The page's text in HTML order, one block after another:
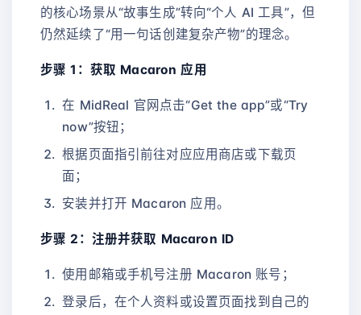
的核心场景从“故事生成”转向“个人 AI 工具”，但
仍然延续了“用一句话创建复杂产物”的理念。
步骤 1：获取 Macaron 应用
在 MidReal 官网点击“Get the app”或“Try
now”按钮；
根据页面指引前往对应应用商店或下载页
面；
安装并打开 Macaron 应用。
步骤 2：注册并获取 Macaron ID
使用邮箱或手机号注册 Macaron 账号；
登录后，在个人资料或设置页面找到自己的